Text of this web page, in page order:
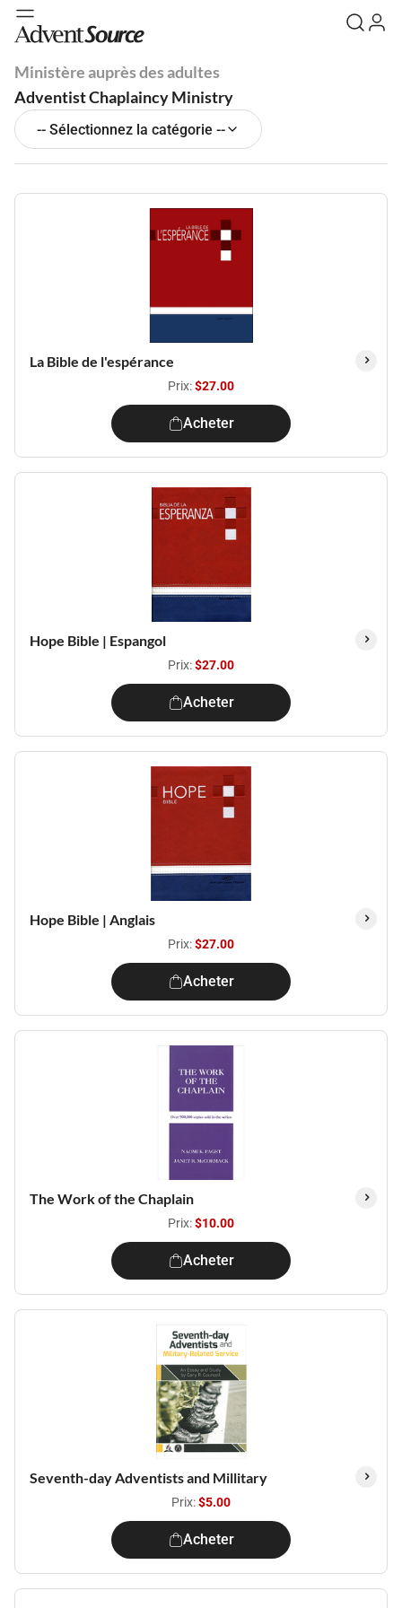
Ministère auprès des adultes
Adventist Chaplaincy Ministry
-- Sélectionnez la catégorie --
La Bible de l'espérance
Prix:$27.00
Acheter
Hope Bible | Espangol
Prix:$27.00
Acheter
Hope Bible | Anglais
Prix:$27.00
Acheter
The Work of the Chaplain
Prix:$10.00
Acheter
Seventh-day Adventists and Millitary
Prix:$5.00
Acheter